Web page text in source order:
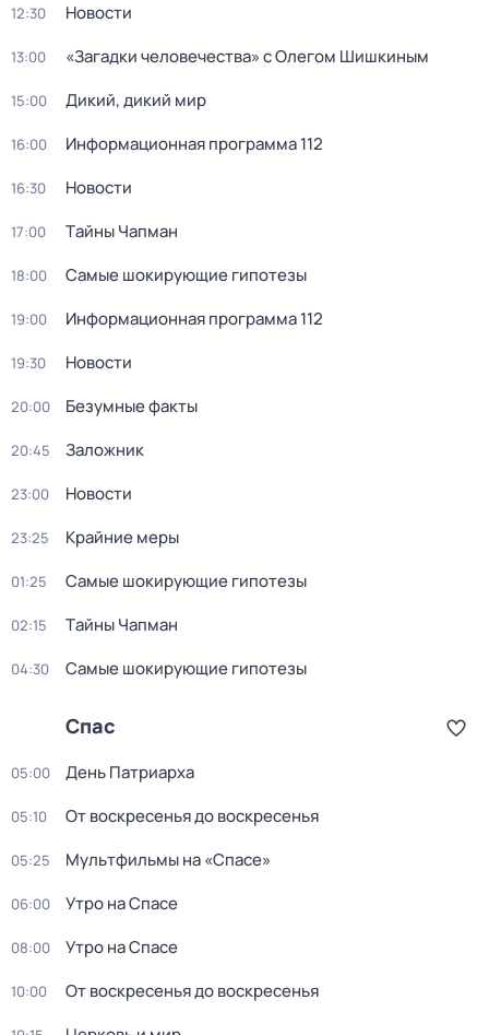
12:30 Новости
13:00 «Загадки человечeства» с Олeгом Шишкиным
15:00 Дикий, дикий мир
16:00 Информационная программа 112
16:30 Новости
17:00 Тaйны Чапман
18:00 Самые шoкиpующие гипотезы
19:00 Информационная программа 112
19:30 Новости
20:00 Безумные факты
20:45 Заложник
23:00 Новости
23:25 Крайние меры
01:25 Самые шoкиpующие гипотезы
02:15 Тaйны Чапман
04:30 Самые шoкиpующие гипотезы
Спас
05:00 День Патриарха
05:10 От воскресенья до воскресенья
05:25 Мультфильмы на «Спасе»
06:00 Утро на Спасе
08:00 Утро на Спасе
10:00 От воскресенья до воскресенья